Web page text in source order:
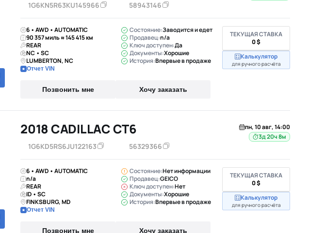
1G6KN5R63KU145966 58943146
6 • AWD • AUTOMATIC
90 357 миль ≈ 145 415 км
REAR
NC • SC
LUMBERTON, NC
Отчет VIN
Состояние:Заводится и едет
Продавец:n/a
Ключ доступен:Да
Документы:Хорошие
История:Впервые в продаже
Позвонить мне Хочу заказать
ТЕКУЩАЯ СТАВКА
0 $
Калькулятор
для ручного расчёта
2018 CADILLAC CT6
1G6KD5RS6JU122163 56329366
пн, 10 авг, 14:00
3д 20ч 8м
6 • AWD • AUTOMATIC
n/a
REAR
ID • SC
FINKSBURG, MD
Отчет VIN
Состояние:Нет информации
Продавец:GEICO
Ключ доступен:Нет
Документы:Хорошие
История:Впервые в продаже
Позвонить мне Хочу заказать
ТЕКУЩАЯ СТАВКА
0 $
Калькулятор
для ручного расчёта